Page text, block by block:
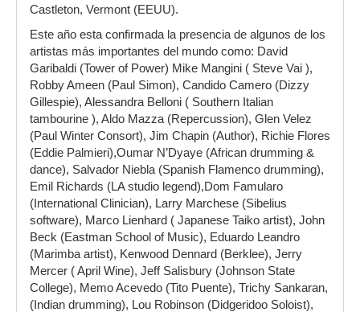
Castleton, Vermont (EEUU).
Este año esta confirmada la presencia de algunos de los
artistas más importantes del mundo como: David
Garibaldi (Tower of Power) Mike Mangini ( Steve Vai ),
Robby Ameen (Paul Simon), Candido Camero (Dizzy
Gillespie), Alessandra Belloni ( Southern Italian
tambourine ), Aldo Mazza (Repercussion), Glen Velez
(Paul Winter Consort), Jim Chapin (Author), Richie Flores
(Eddie Palmieri),Oumar N’Dyaye (African drumming &
dance), Salvador Niebla (Spanish Flamenco drumming),
Emil Richards (LA studio legend),Dom Famularo
(International Clinician), Larry Marchese (Sibelius
software), Marco Lienhard ( Japanese Taiko artist), John
Beck (Eastman School of Music), Eduardo Leandro
(Marimba artist), Kenwood Dennard (Berklee), Jerry
Mercer ( April Wine), Jeff Salisbury (Johnson State
College), Memo Acevedo (Tito Puente), Trichy Sankaran,
(Indian drumming), Lou Robinson (Didgeridoo Soloist),